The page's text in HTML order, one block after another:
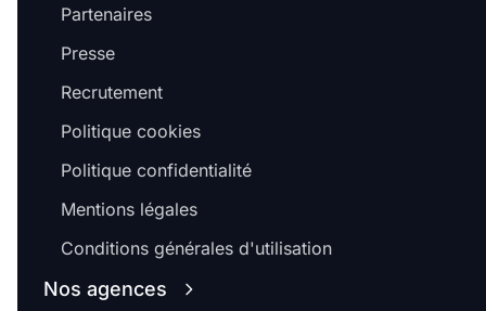
Partenaires
Presse
Recrutement
Politique cookies
Politique confidentialité
Mentions légales
Conditions générales d'utilisation
Nos agences